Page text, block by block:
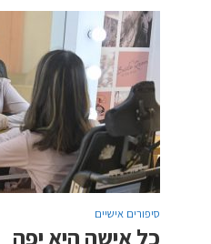
סיפורים אישיים
כל אישה היא יפה